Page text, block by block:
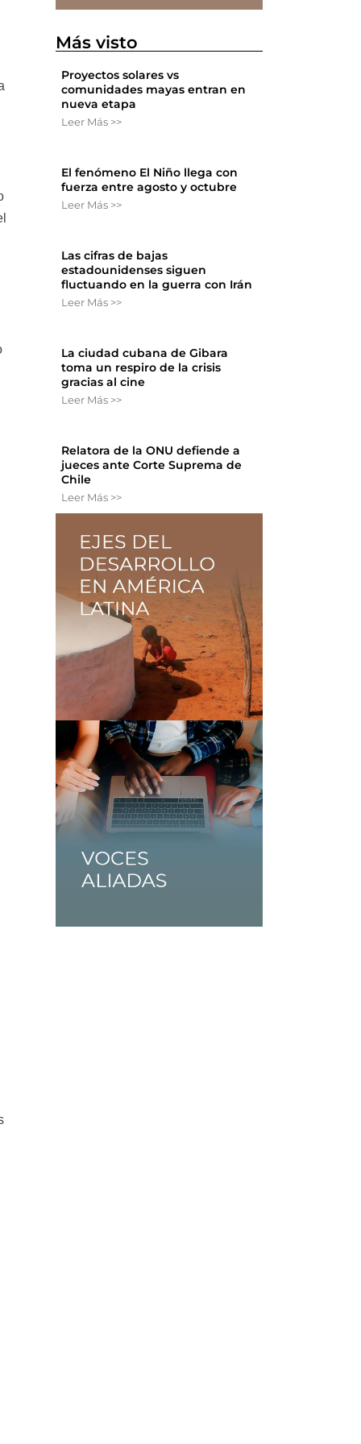
Más visto
Proyectos solares vs
comunidades mayas entran en
nueva etapa
Leer Más >>
El fenómeno El Niño llega con
fuerza entre agosto y octubre
Leer Más >>
Las cifras de bajas
estadounidenses siguen
fluctuando en la guerra con Irán
Leer Más >>
La ciudad cubana de Gibara
toma un respiro de la crisis
gracias al cine
Leer Más >>
Relatora de la ONU defiende a
jueces ante Corte Suprema de
Chile
Leer Más >>